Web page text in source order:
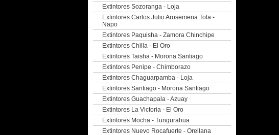
Extintores Sozoranga - Loja
Extintores Carlos Julio Arosemena Tola -
Napo
Extintores Paquisha - Zamora Chinchipe
Extintores Chilla - El Oro
Extintores Taisha - Morona Santiago
Extintores Penipe - Chimborazo
Extintores Chaguarpamba - Loja
Extintores Santiago - Morona Santiago
Extintores Guachapala - Azuay
Extintores La Victoria - El Oro
Extintores Mocha - Tungurahua
Extintores Nuevo Rocafuerte - Orellana